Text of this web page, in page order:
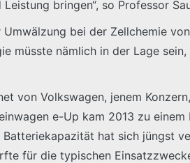
bringen“, so Professor
bei der Zellchemie
müsste nämlich in der Lage
von Volkswagen, jenem
e-Up kam 2013 zu
hat sich jüngst
für die typischen